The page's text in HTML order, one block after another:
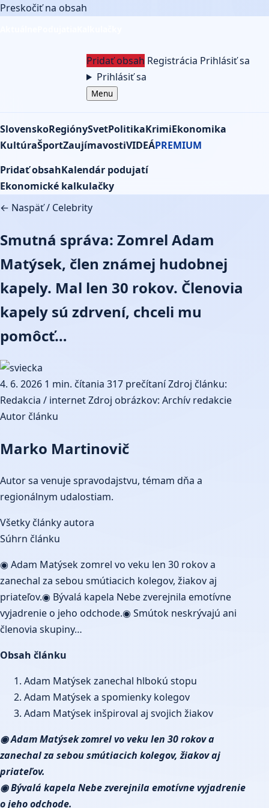
Preskočiť na obsah
Pridať obsah Registrácia Prihlásiť sa
Prihlásiť sa
Menu
SlovenskoRegiónySvetPolitikaKrimiEkonomika
KultúraŠportZaujímavostiVIDEÁPREMIUM
Pridať obsahKalendár podujatí
Ekonomické kalkulačky
← Naspäť/ Celebrity
Smutná správa: Zomrel Adam
Matýsek, člen známej hudobnej
kapely. Mal len 30 rokov. Členovia
kapely sú zdrvení, chceli mu
pomôcť…
4. 6. 2026 1 min. čítania 317 prečítaníZdroj článku:
Redakcia / internetZdroj obrázkov: Archív redakcie
Autor článku
Marko Martinovič
Autor sa venuje spravodajstvu, témam dňa a
regionálnym udalostiam.
Všetky články autora
Súhrn článku
◉ Adam Matýsek zomrel vo veku len 30 rokov a
zanechal za sebou smútiacich kolegov, žiakov aj
priateľov.◉ Bývalá kapela Nebe zverejnila emotívne
vyjadrenie o jeho odchode.◉ Smútok neskrývajú ani
členovia skupiny…
Obsah článku
Adam Matýsek zanechal hlbokú stopu
Adam Matýsek a spomienky kolegov
Adam Matýsek inšpiroval aj svojich žiakov
◉ Adam Matýsek zomrel vo veku len 30 rokov a
zanechal za sebou smútiacich kolegov, žiakov aj
priateľov.
◉ Bývalá kapela Nebe zverejnila emotívne vyjadrenie
o jeho odchode.